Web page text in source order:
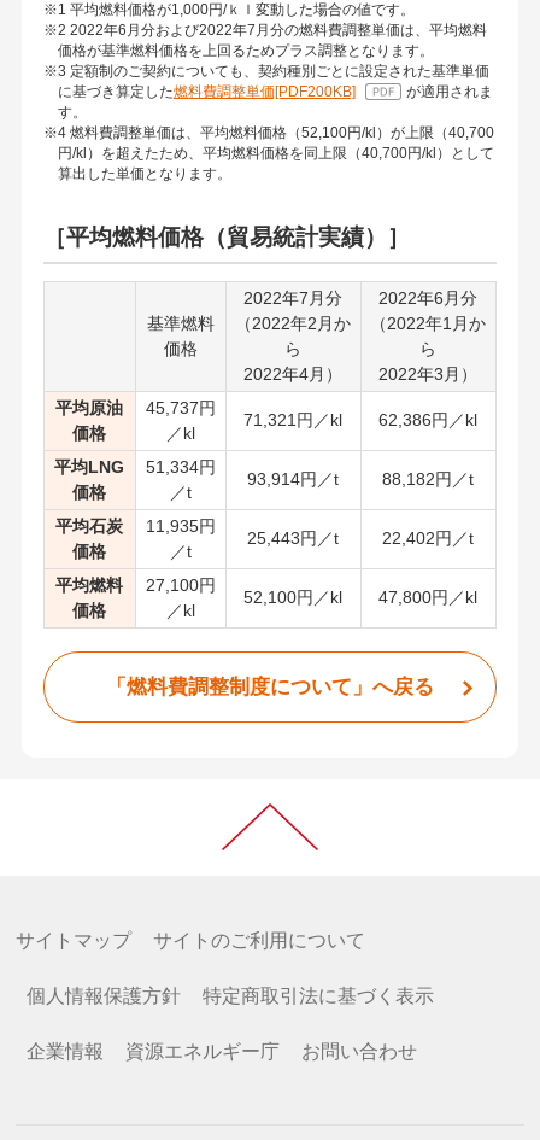
※1 平均燃料価格が1,000円/ｋｌ変動した場合の値です。
※2 2022年6月分および2022年7月分の燃料費調整単価は、平均燃料
価格が基準燃料価格を上回るためプラス調整となります。
※3 定額制のご契約についても、契約種別ごとに設定された基準単価
に基づき算定した燃料費調整単価[PDF200KB]
が適用されま
す。
※4 燃料費調整単価は、平均燃料価格（52,100円/kl）が上限（40,700
円/kl）を超えたため、平均燃料価格を同上限（40,700円/kl）として
算出した単価となります。
［平均燃料価格（貿易統計実績）］
基準燃料
価格
2022年7月分
（2022年2月か
ら
2022年4月）
2022年6月分
（2022年1月か
ら
2022年3月）
平均原油
価格
45,737円
／kl
71,321円／kl 62,386円／kl
平均LNG
価格
51,334円
／t
93,914円／t 88,182円／t
平均石炭
価格
11,935円
／t
25,443円／t 22,402円／t
平均燃料
価格
27,100円
／kl
52,100円／kl 47,800円／kl
「燃料費調整制度について」へ戻る
サイトマップ サイトのご利用について
個人情報保護方針 特定商取引法に基づく表示
企業情報 資源エネルギー庁 お問い合わせ